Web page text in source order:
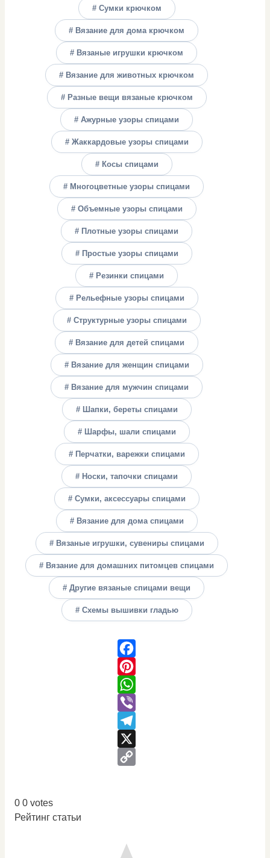
# Сумки крючком
# Вязание для дома крючком
# Вязаные игрушки крючком
# Вязание для животных крючком
# Разные вещи вязаные крючком
# Ажурные узоры спицами
# Жаккардовые узоры спицами
# Косы спицами
# Многоцветные узоры спицами
# Объемные узоры спицами
# Плотные узоры спицами
# Простые узоры спицами
# Резинки спицами
# Рельефные узоры спицами
# Структурные узоры спицами
# Вязание для детей спицами
# Вязание для женщин спицами
# Вязание для мужчин спицами
# Шапки, береты спицами
# Шарфы, шали спицами
# Перчатки, варежки спицами
# Носки, тапочки спицами
# Сумки, аксессуары спицами
# Вязание для дома спицами
# Вязаные игрушки, сувениры спицами
# Вязание для домашних питомцев спицами
# Другие вязаные спицами вещи
# Схемы вышивки гладью
Facebook
Pinterest
WhatsApp
Viber
Telegram
X
0 0 votes
Рейтинг статьи